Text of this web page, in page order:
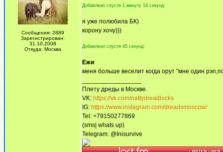
Сообщения: 2889
Зарегистрирован:
31.10.2008
Откуда: Москва
Добавлено спустя 1 минуту 14 секунд:
я уже полюбила БК)
корону хочу)))
Добавлено спустя 45 секунд:
Ежи
меня больше веселит когда орут "мне один
Плету дреды в Москве.
VK: https://vk.com/nattydreadlocks
IG: https://www.instagram.com/dreadsmoscow/
Tel: +79150277869
(sms| whats up)
Telegram: @Inisurvive